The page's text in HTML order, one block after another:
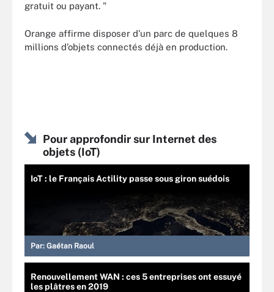
gratuit ou payant. "
Orange affirme disposer d’un parc de quelques 8
millions d’objets connectés déjà en production.
Pour approfondir sur Internet des
objets (IoT)
IoT : le Français Actility passe sous giron suédois
Par: Gaétan Raoul
Renouvellement WAN : ces 5 entreprises ont essuyé
les plâtres en 2019